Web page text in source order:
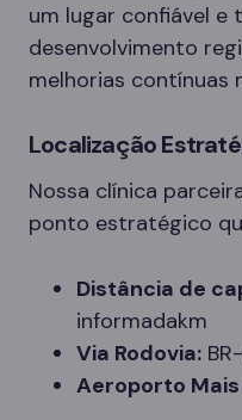
um lugar confiável e
desenvolvimento
melhorias contínuas
Localização
Nossa clínica
ponto estratégico
Distância de
informadakm
Via Rodovia:
Aeroporto